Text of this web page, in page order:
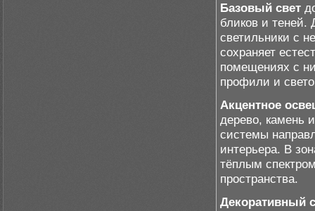
Базовый свет
бликов и теней.
светильники с
сохраняет
помещениях с
профили и
Акцентное
дерево, камень
системы
интерьера. В
тёплым
пространства.
Декоративный